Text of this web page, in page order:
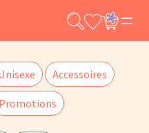
Accessoires
Promotions